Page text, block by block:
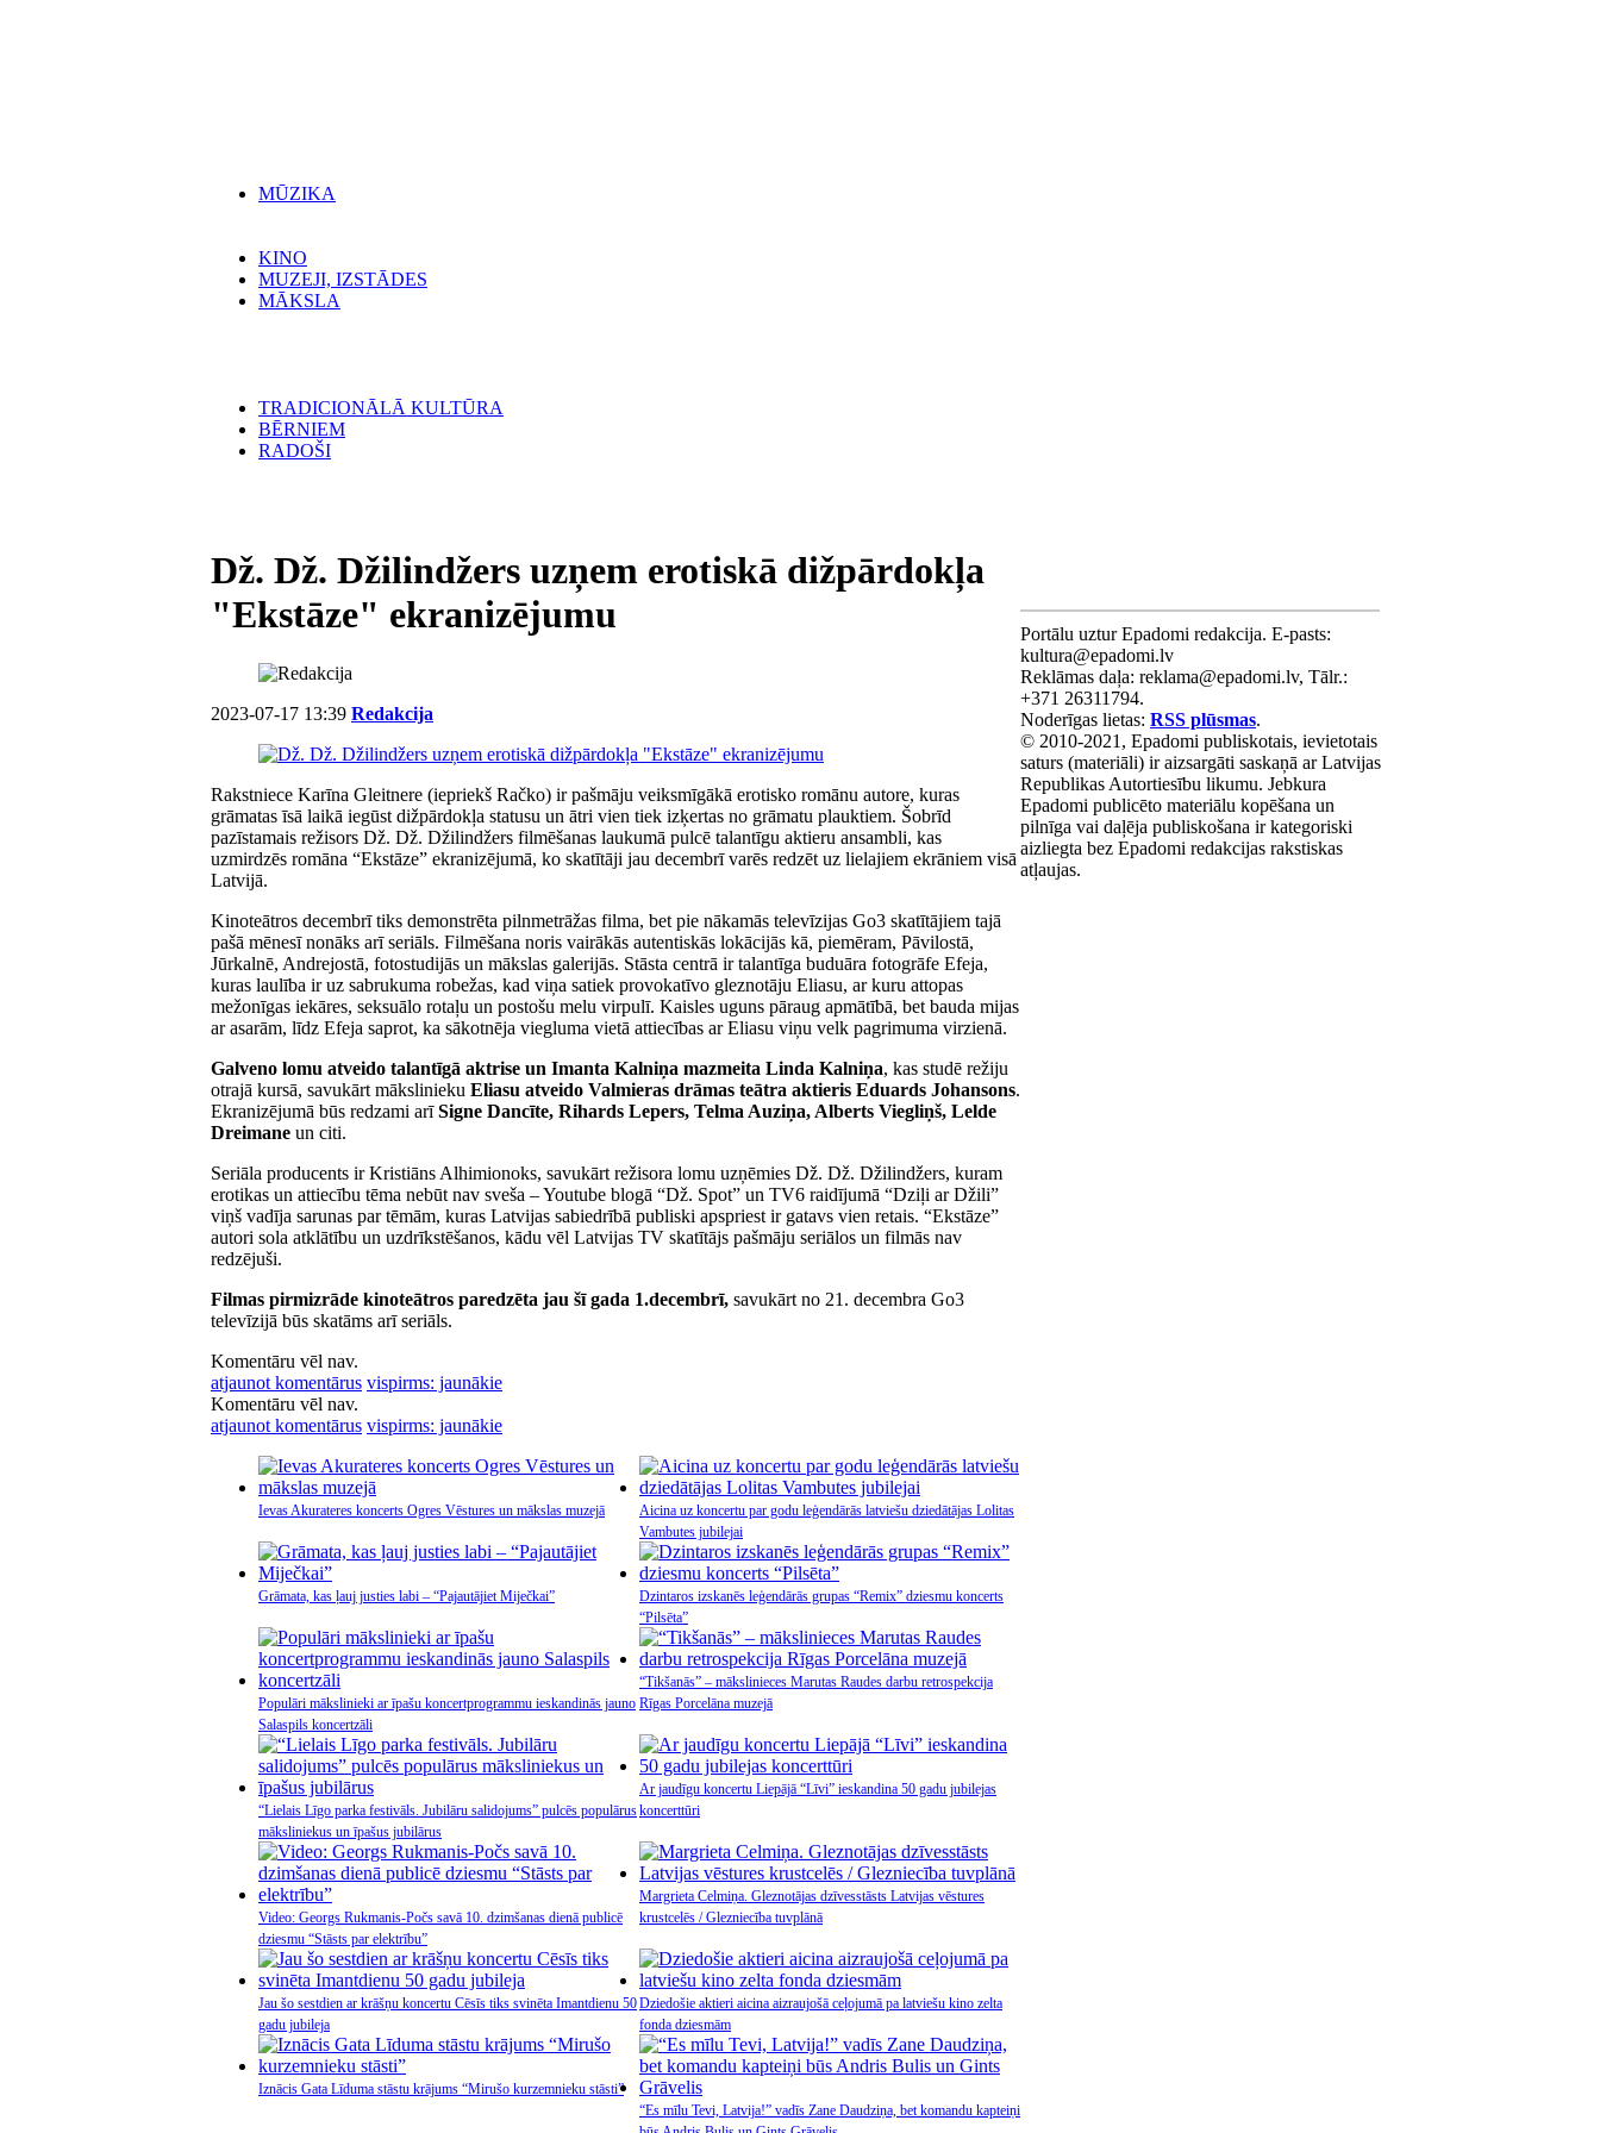
MŪZIKA
KINO
MUZEJI, IZSTĀDES
MĀKSLA
TRADICIONĀLĀ KULTŪRA
BĒRNIEM
RADOŠI
Dž. Dž. Džilindžers uzņem erotiskā dižpārdokļa
"Ekstāze" ekranizējumu
2023-07-17 13:39 Redakcija
Rakstniece Karīna Gleitnere (iepriekš Račko) ir pašmāju veiksmīgākā erotisko romānu autore, kuras
grāmatas īsā laikā iegūst dižpārdokļa statusu un ātri vien tiek izķertas no grāmatu plauktiem. Šobrīd
pazīstamais režisors Dž. Dž. Džilindžers filmēšanas laukumā pulcē talantīgu aktieru ansambli, kas
uzmirdzēs romāna “Ekstāze” ekranizējumā, ko skatītāji jau decembrī varēs redzēt uz lielajiem ekrāniem visā
Latvijā.
Kinoteātros decembrī tiks demonstrēta pilnmetrāžas filma, bet pie nākamās televīzijas Go3 skatītājiem tajā
pašā mēnesī nonāks arī seriāls. Filmēšana noris vairākās autentiskās lokācijās kā, piemēram, Pāvilostā,
Jūrkalnē, Andrejostā, fotostudijās un mākslas galerijās. Stāsta centrā ir talantīga buduāra fotogrāfe Efeja,
kuras laulība ir uz sabrukuma robežas, kad viņa satiek provokatīvo gleznotāju Eliasu, ar kuru attopas
mežonīgas iekāres, seksuālo rotaļu un postošu melu virpulī. Kaisles uguns pāraug apmātībā, bet bauda mijas
ar asarām, līdz Efeja saprot, ka sākotnēja viegluma vietā attiecības ar Eliasu viņu velk pagrimuma virzienā.
Galveno lomu atveido talantīgā aktrise un Imanta Kalniņa mazmeita Linda Kalniņa, kas studē režiju
otrajā kursā, savukārt mākslinieku Eliasu atveido Valmieras drāmas teātra aktieris Eduards Johansons.
Ekranizējumā būs redzami arīSigne Dancīte, Rihards Lepers, Telma Auziņa, Alberts Viegliņš, Lelde
Dreimane un citi.
Seriāla producents ir Kristiāns Alhimionoks, savukārt režisora lomu uzņēmies Dž. Dž. Džilindžers, kuram
erotikas un attiecību tēma nebūt nav sveša – Youtube blogā “Dž. Spot” un TV6 raidījumā “Dziļi ar Džili”
viņš vadīja sarunas par tēmām, kuras Latvijas sabiedrībā publiski apspriest ir gatavs vien retais. “Ekstāze”
autori sola atklātību un uzdrīkstēšanos, kādu vēl Latvijas TV skatītājs pašmāju seriālos un filmās nav
redzējuši.
Filmas pirmizrāde kinoteātros paredzēta jau šī gada 1.decembrī, savukārt no 21. decembra Go3
televīzijā būs skatāms arī seriāls.
Komentāru vēl nav.
atjaunot komentārus vispirms: jaunākie
Komentāru vēl nav.
atjaunot komentārus vispirms: jaunākie
Ievas Akurateres koncerts Ogres Vēstures un mākslas muzejā
Aicina uz koncertu par godu leģendārās latviešu dziedātājas Lolitas
Vambutes jubilejai
Grāmata, kas ļauj justies labi – “Pajautājiet Miječkai”
Dzintaros izskanēs leģendārās grupas “Remix” dziesmu koncerts
“Pilsēta”
Populāri mākslinieki ar īpašu koncertprogrammu ieskandinās jauno
Salaspils koncertzāli
“Tikšanās” – mākslinieces Marutas Raudes darbu retrospekcija
Rīgas Porcelāna muzejā
“Lielais Līgo parka festivāls. Jubilāru salidojums” pulcēs populārus
māksliniekus un īpašus jubilārus
Ar jaudīgu koncertu Liepājā “Līvi” ieskandina 50 gadu jubilejas
koncerttūri
Video: Georgs Rukmanis-Počs savā 10. dzimšanas dienā publicē
dziesmu “Stāsts par elektrību”
Margrieta Celmiņa. Gleznotājas dzīvesstāsts Latvijas vēstures
krustcelēs / Glezniecība tuvplānā
Jau šo sestdien ar krāšņu koncertu Cēsīs tiks svinēta Imantdienu 50
gadu jubileja
Dziedošie aktieri aicina aizraujošā ceļojumā pa latviešu kino zelta
fonda dziesmām
Iznācis Gata Līduma stāstu krājums “Mirušo kurzemnieku stāsti”
“Es mīlu Tevi, Latvija!” vadīs Zane Daudziņa, bet komandu kapteiņi
Portālu uztur Epadomi redakcija. E-pasts:
kultura@epadomi.lv
Reklāmas daļa: reklama@epadomi.lv, Tālr.:
+371 26311794.
Noderīgas lietas: RSS plūsmas.
© 2010-2021, Epadomi publiskotais, ievietotais
saturs (materiāli) ir aizsargāti saskaņā ar Latvijas
Republikas Autortiesību likumu. Jebkura
Epadomi publicēto materiālu kopēšana un
pilnīga vai daļēja publiskošana ir kategoriski
aizliegta bez Epadomi redakcijas rakstiskas
atļaujas.